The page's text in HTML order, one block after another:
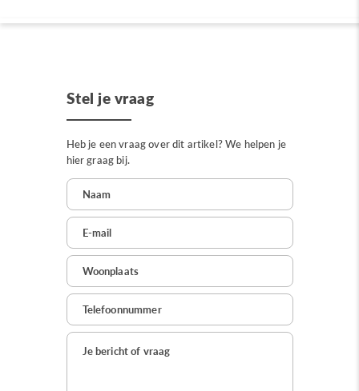
Stel je vraag
Heb je een vraag over dit artikel? We helpen je
hier graag bij.